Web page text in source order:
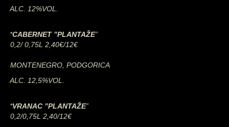
ALC. 12%VOL.
*CABERNET ”PLANTAŽE”
0,2/ 0,75L 2,40€/12€
MONTENEGRO, PODGORICA
ALC. 12,5%VOL.
*VRANAC ”PLANTAŽE”
0,2/0,75L 2,40/12€